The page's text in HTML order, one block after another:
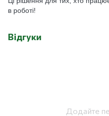
в роботі!
Відгуки
Додайте